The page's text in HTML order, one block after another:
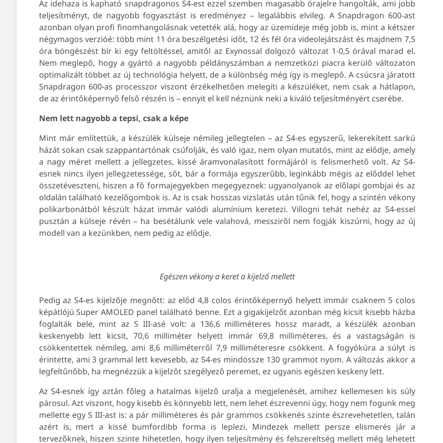
Az idehaza is kapható snapdragonos S4-est ezzel szemben magasabb órajelre hangolták, ami jobb
teljesítményt, de nagyobb fogyasztást is eredményez – legalábbis elvileg. A Snapdragon 600-ast
azonban olyan profi finomhangolásnak vetették alá, hogy az üzemideje még jobb is, mint a kétszer
négymagos verzióé: több mint 11 óra beszélgetési időt, 12 és fél óra videolejátszást és majdnem 7,5
óra böngészést bír ki egy feltöltéssel, amitől az Exynossal dolgozó változat 1-0,5 órával marad el.
Nem meglepő, hogy a gyártó a nagyobb példányszámban a nemzetközi piacra kerülő változaton
optimalizált többet az új technológia helyett, de a különbség még így is meglepő. A csúcsra járatott
Snapdragon 600-as processzor viszont érzékelhetően melegíti a készüléket, nem csak a hátlapon,
de az érintőképernyő felső részén is – ennyit el kell néznünk neki a kiváló teljesítményért cserébe.
Nem lett nagyobb a tepsi, csak a képe
Mint már említettük, a készülék külseje némileg jellegtelen – az S4-es egyszerű, lekerekített sarkú
házát sokan csak szappantartónak csúfolják, és való igaz, nem olyan mutatós, mint az elődje, amely
a nagy méret mellett a jellegzetes, kissé áramvonalasított formájáról is felismerhető volt. Az S4-
esnek nincs ilyen jellegzetessége, sőt, bár a formája egyszerűbb, leginkább mégis az előddel lehet
összetéveszteni, hiszen a fő formajegyekben megegyeznek: ugyanolyanok az előlapi gombjai és az
oldalán található kezelőgombok is. Az is csak hosszas vizslatás után tűnik fel, hogy a szintén vékony
polikarbonátból készült házat immár valódi alumínium keretezi. Villogni tehát nehéz az S4-essel
pusztán a külseje révén – ha besétálunk vele valahová, messziről nem fogják kiszúrni, hogy az új
modell van a kezünkben, nem pedig az elődje.
Egészen vékony a keret a kijelző mellett
Pedig az S4-es kijelzője megnőtt: az előd 4,8 colos érintőképernyő helyett immár csaknem 5 colos
képátlójú Super AMOLED panel található benne. Ezt a gigakijelzőt azonban még kicsit kisebb házba
foglalták bele, mint az S III-asé volt: a 136,6 milliméteres hossz maradt, a készülék azonban
keskenyebb lett kicsit, 70,6 milliméter helyett immár 69,8 milliméteres, és a vastagságán is
csökkentettek némileg, ami 8,6 milliméterről 7,9 milliméteresre csökkent. A fogyókúra a súlyt is
érintette, ami 3 grammal lett kevesebb, az S4-es mindössze 130 grammot nyom. A változás akkor a
legfeltűnőbb, ha megnézzük a kijelzőt szegélyező peremet, ez ugyanis egészen keskeny lett.
Az S4-esnek így aztán főleg a hatalmas kijelző uralja a megjelenését, amihez kellemesen kis súly
párosul. Azt viszont, hogy kisebb és könnyebb lett, nem lehet észrevenni úgy, hogy nem fogunk meg
mellette egy S III-ast is: a pár milliméteres és pár grammos csökkenés szinte észrevehetetlen, talán
azért is, mert a kissé bumfordibb forma is leplezi. Mindezek mellett persze elismerés jár a
tervezőknek, hiszen szinte hihetetlen, hogy ilyen teljesítmény és felszereltség mellett még lehetett